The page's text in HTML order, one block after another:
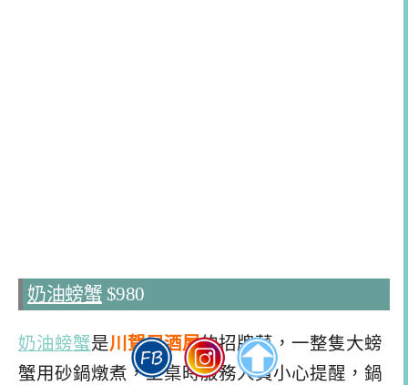
奶油螃蟹 $980
奶油螃蟹是川賀居酒屋的招牌菜，一整隻大螃
蟹用砂鍋燉煮，上桌時服務人員小心提醒，鍋